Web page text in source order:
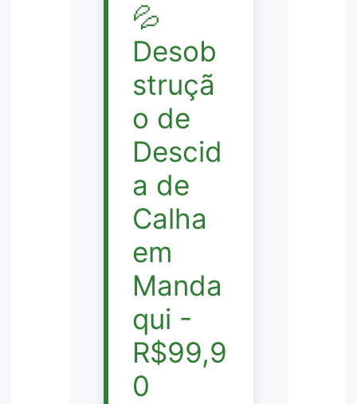
💦
Desob
struçã
o de
Descid
a de
Calha
em
Manda
qui -
R$99,9
0